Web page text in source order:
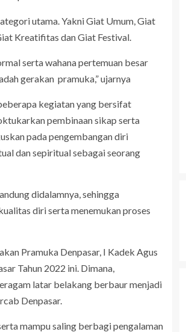
utama. Yakni Giat Umum, Giat
Kreatifitas dan Giat Festival.
serta wahana pertemuan besar
gerakan pramuka,” ujarnya
kegiatan yang bersifat
pembinaan sikap serta
pada pengembangan diri
dan sepiritual sebagai seorang
didalamnya, sehingga
diri serta menemukan proses
Pramuka Denpasar, I Kadek Agus
Tahun 2022 ini. Dimana,
latar belakang berbaur menjadi
Denpasar.
mampu saling berbagi pengalaman